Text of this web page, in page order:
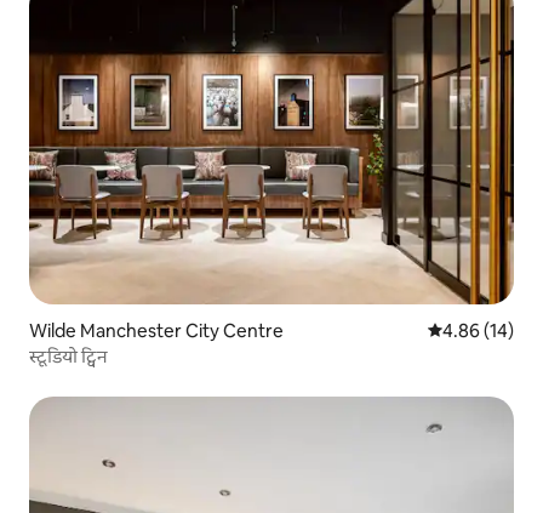
Wilde Manchester City Centre औसत रेटिंग 5 में
4.86 (14)
स्टूडियो ट्विन